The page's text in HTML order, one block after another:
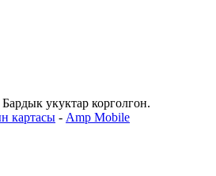
укуктар корголгон.
картасы - Amp Mobile